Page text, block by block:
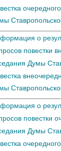
о
повестки
Думы
о
повестки
Думы